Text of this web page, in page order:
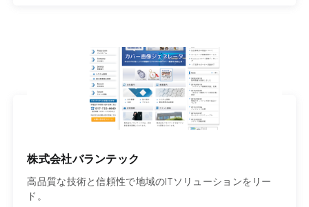
株式会社バランテック
高品質な技術と信頼性で地域のITソリューションをリー
ド。